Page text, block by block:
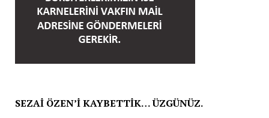
SEZAİ ÖZEN’İ KAYBETTİK… ÜZGÜNÜZ.